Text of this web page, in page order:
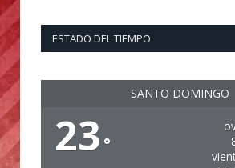
ESTADO DEL TIEMPO
SANTO DOMINGO
23 °